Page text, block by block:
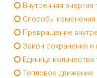
Внутренняя энергия
Способы изменения
Превращение
Закон сохранения и
Единица количества
Тепловое движение